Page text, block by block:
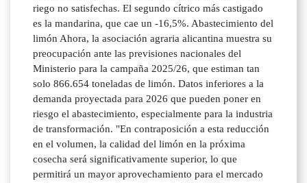
riego no satisfechas. El segundo cítrico más castigado
es la mandarina, que cae un -16,5%. Abastecimiento del
limón Ahora, la asociación agraria alicantina muestra su
preocupación ante las previsiones nacionales del
Ministerio para la campaña 2025/26, que estiman tan
solo 866.654 toneladas de limón. Datos inferiores a la
demanda proyectada para 2026 que pueden poner en
riesgo el abastecimiento, especialmente para la industria
de transformación. "En contraposición a esta reducción
en el volumen, la calidad del limón en la próxima
cosecha será significativamente superior, lo que
permitirá un mayor aprovechamiento para el mercado